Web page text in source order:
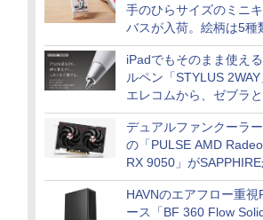
手のひらサイズのミニ
バスが入荷。絵柄は5種
iPadでもそのまま使え
ルペン「STYLUS
エレコムから、ゼブラと
開発
デュアルファンクーラ
の「PULSE AMD
RX 9050」がSAPPHIRE
HAVNのエアフロー重視
ース「BF 360 Flow Solid